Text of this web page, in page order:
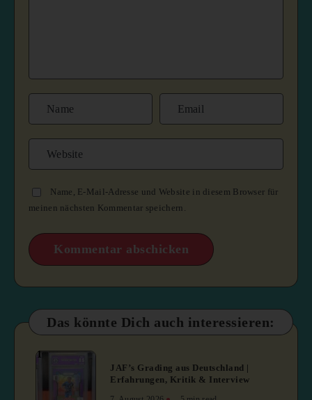
Name, E-Mail-Adresse und Website in diesem Browser für
meinen nächsten Kommentar speichern.
Das könnte Dich auch interessieren:
1
JAF’s Grading aus Deutschland |
Erfahrungen, Kritik & Interview